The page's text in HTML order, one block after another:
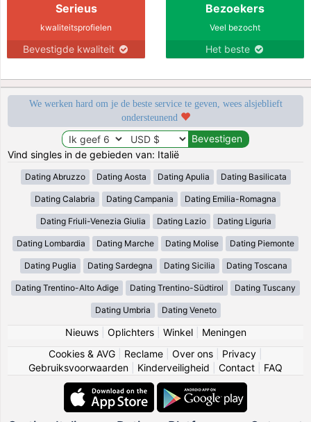
Serieus
kwaliteitsprofielen
Bevestigde kwaliteit
Bezoekers
Veel bezocht
Het beste
We werken hard om je de beste service te geven, wees alsjeblieft
ondersteunend
Vind singles in de gebieden van: Italië
Dating Abruzzo Dating Aosta Dating Apulia Dating Basilicata
Dating Calabria Dating Campania Dating Emilia-Romagna
Dating Friuli-Venezia Giulia Dating Lazio Dating Liguria
Dating Lombardia Dating Marche Dating Molise Dating Piemonte
Dating Puglia Dating Sardegna Dating Sicilia Dating Toscana
Dating Trentino-Alto Adige Dating Trentino-Südtirol Dating Tuscany
Dating Umbria Dating Veneto
Nieuws| Oplichters| Winkel| Meningen
Cookies & AVG
Reclame Over ons Privacy
Gebruiksvoorwaarden
Kinderveiligheid Contact FAQ